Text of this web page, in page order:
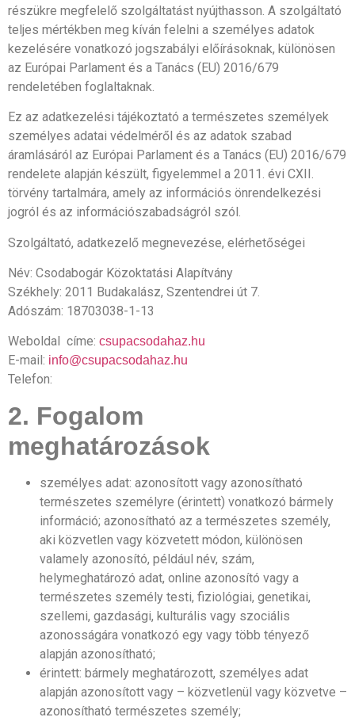
részükre megfelelő szolgáltatást nyújthasson. A szolgáltató
teljes mértékben meg kíván felelni a személyes adatok
kezelésére vonatkozó jogszabályi előírásoknak, különösen
az Európai Parlament és a Tanács (EU) 2016/679
rendeletében foglaltaknak.
Ez az adatkezelési tájékoztató a természetes személyek
személyes adatai védelméről és az adatok szabad
áramlásáról az Európai Parlament és a Tanács (EU) 2016/679
rendelete alapján készült, figyelemmel a 2011. évi CXII.
törvény tartalmára, amely az információs önrendelkezési
jogról és az információszabadságról szól.
Szolgáltató, adatkezelő megnevezése, elérhetőségei
Név: Csodabogár Közoktatási Alapítvány
Székhely: 2011 Budakalász, Szentendrei út 7.
Adószám: 18703038-1-13
Weboldal címe: csupacsodahaz.hu
E-mail: info@csupacsodahaz.hu
Telefon:
2. Fogalom
meghatározások
személyes adat: azonosított vagy azonosítható
természetes személyre (érintett) vonatkozó bármely
információ; azonosítható az a természetes személy,
aki közvetlen vagy közvetett módon, különösen
valamely azonosító, például név, szám,
helymeghatározó adat, online azonosító vagy a
természetes személy testi, fiziológiai, genetikai,
szellemi, gazdasági, kulturális vagy szociális
azonosságára vonatkozó egy vagy több tényező
alapján azonosítható;
érintett: bármely meghatározott, személyes adat
alapján azonosított vagy – közvetlenül vagy közvetve –
azonosítható természetes személy;